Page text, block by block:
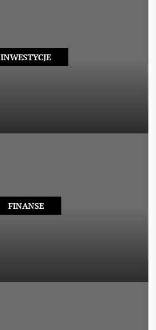
INWESTYCJE
FINANSE